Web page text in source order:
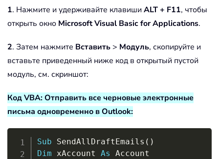
1. Нажмите и удерживайте клавиши ALT + F11, чтобы
открыть окно Microsoft Visual Basic for Applications.
2. Затем нажмите Вставить > Модуль, скопируйте и
вставьте приведенный ниже код в открытый пустой
модуль, см. скриншот:
Код VBA: Отправить все черновые электронные
письма одновременно в Outlook:
Sub SendAllDraftEmails ( )
Dim xAccount As